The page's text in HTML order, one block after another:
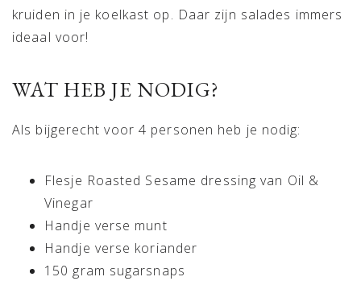
kruiden in je koelkast op. Daar zijn salades immers
ideaal voor!
WAT HEB JE NODIG?
Als bijgerecht voor 4 personen heb je nodig:
Flesje Roasted Sesame dressing van Oil &
Vinegar
Handje verse munt
Handje verse koriander
150 gram sugarsnaps